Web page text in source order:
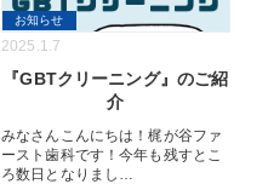
お知らせ
2025.1.7
『GBTクリーニング』のご紹
介
みなさんこんにちは！梶が谷ファ
ースト歯科です！今年も残すとこ
ろ数日となりまし…